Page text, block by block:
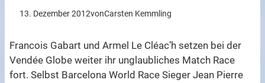
13. Dezember 2012vonCarsten Kemmling
Francois Gabart und Armel Le Cléac’h setzen bei der
Vendée Globe weiter ihr unglaubliches Match Race
fort. Selbst Barcelona World Race Sieger Jean Pierre